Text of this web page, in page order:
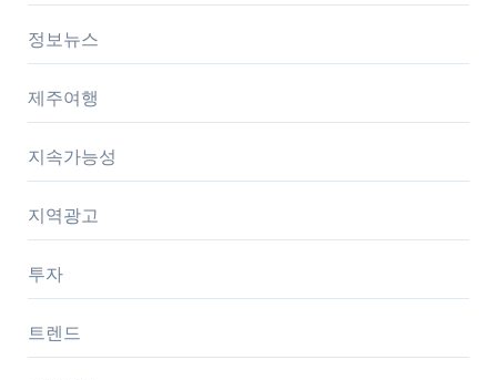
정보뉴스
제주여행
지속가능성
지역광고
투자
트렌드